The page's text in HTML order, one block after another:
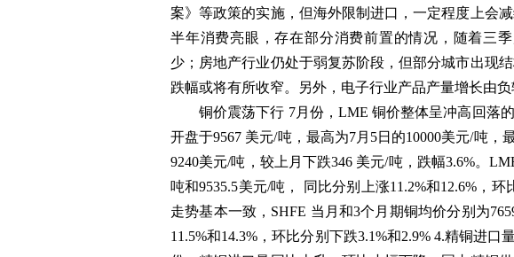
案》等政策的实施，但海外限制进口，一定程度上会
半年消费亮眼，存在部分消费前置的情况，随着三
少；房地产行业仍处于弱复苏阶段，但部分城市出现
跌幅或将有所收窄。另外，电子行业产品产量增长由负
铜价震荡下行 7月份，LME 铜价整体呈冲高回落
开盘于9567 美元/吨，最高为7月5日的10000美元/吨，
9240美元/吨，较上月下跌346 美元/吨，跌幅3.6%。
吨和9535.5美元/吨， 同比分别上涨11.2%和12.6%，
走势基本一致，SHFE 当月和3个月期铜均价分别为
11.5%和14.3%，环比分别下跌3.1%和2.9% 4.精铜进